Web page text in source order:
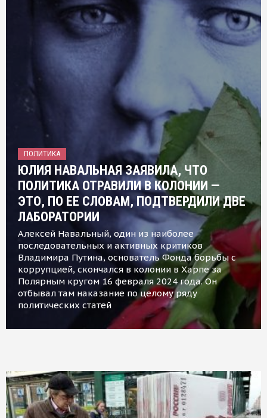
ПОЛИТИКА
ЮЛИЯ НАВАЛЬНАЯ ЗАЯВИЛА, ЧТО
ПОЛИТИКА ОТРАВИЛИ В КОЛОНИИ —
ЭТО, ПО ЕЕ СЛОВАМ, ПОДТВЕРДИЛИ ДВЕ
ЛАБОРАТОРИИ
Алексей Навальный, один из наиболее
последовательных и активных критиков
Владимира Путина, основатель Фонда борьбы с
коррупцией, скончался в колонии в Харпе за
Полярным кругом 16 февраля 2024 года. Он
отбывал там наказание по целому ряду
политических статей